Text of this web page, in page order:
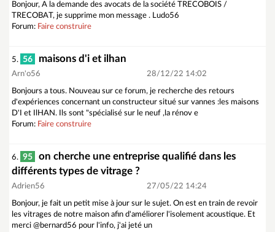
Bonjour, A la demande des avocats de la société TRECOBOIS /
TRECOBAT, je supprime mon message . Ludo56
Forum: Faire construire
5. 56 maisons d'i et ilhan
Arn'o56 28/12/22 14:02
Bonjours a tous. Nouveau sur ce forum, je recherche des retours
d'expériences concernant un constructeur situé sur vannes :les maisons
D'I et IlHAN. Ils sont "spécialisé sur le neuf ,la rénov e
Forum: Faire construire
6. 95
on cherche une entreprise qualifié dans les
différents types de vitrage ?
Adrien56 27/05/22 14:24
Bonjour, je fait un petit mise à jour sur le sujet. On est en train de revoir
les vitrages de notre maison afin d'améliorer l'isolement acoustique. Et
merci @bernard56 pour l'info, j'ai jeté un